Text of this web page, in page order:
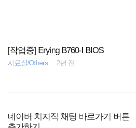
[작업중] Erying B760-I BIOS
자료실/Others 2년 전
네이버 치지직 채팅 바로가기 버튼